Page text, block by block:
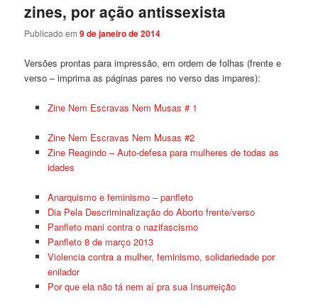
zines, por ação antissexista
Publicado em9 de janeiro de 2014
Versões prontas para impressão, em ordem de folhas (frente e
verso – imprima as páginas pares no verso das impares):
Zine Nem Escravas Nem Musas # 1
Zine Nem Escravas Nem Musas #2
Zine Reagindo – Auto-defesa para mulheres de todas as
idades
Anarquismo e feminismo – panfleto
Dia Pela Descriminalização do Aborto frente/verso
Panfleto mani contra o nazifascismo
Panfleto 8 de março 2013
Violencia contra a mulher, feminismo, solidariedade por
enilador
Por que ela não tá nem aí pra sua Insurreição